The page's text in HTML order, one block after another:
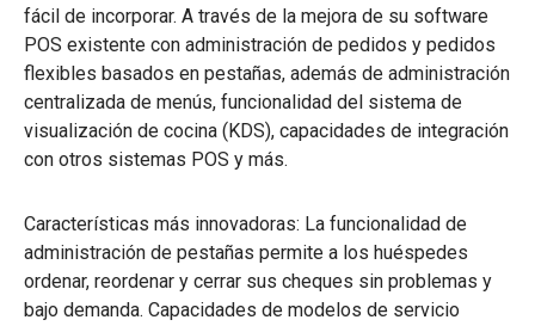
fácil de incorporar. A través de la mejora de su software
POS existente con administración de pedidos y pedidos
flexibles basados en pestañas, además de administración
centralizada de menús, funcionalidad del sistema de
visualización de cocina (KDS), capacidades de integración
con otros sistemas POS y más.
Características más innovadoras: La funcionalidad de
administración de pestañas permite a los huéspedes
ordenar, reordenar y cerrar sus cheques sin problemas y
bajo demanda. Capacidades de modelos de servicio